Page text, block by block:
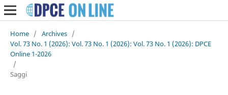
Home / Archives /
Vol. 73 No. 1 (2026): Vol. 73 No. 1 (2026): Vol. 73 No. 1 (2026): DPCE
Online 1-2026
/
Saggi